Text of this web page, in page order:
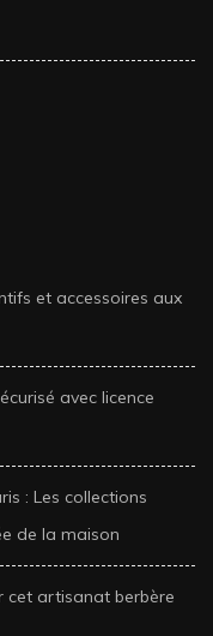
et accessoires aux
avec licence
: Les collections
de la maison
cet artisanat berbère